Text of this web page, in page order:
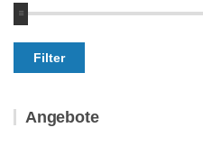
Min.
Preis
Max.
Preis
Filter
Angebote